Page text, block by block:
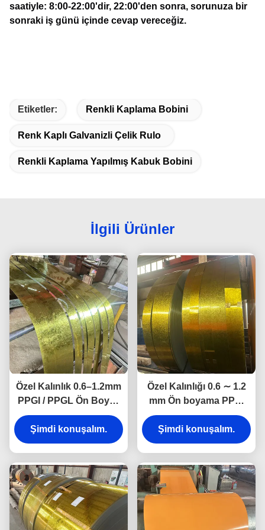
saatiyle: 8:00-22:00'dir, 22:00'den sonra, sorunuza bir
sonraki iş günü içinde cevap vereceğiz.
Etiketler: Renkli Kaplama Bobini
Renk Kaplı Galvanizli Çelik Rulo
Renkli Kaplama Yapılmış Kabuk Bobini
İlgili Ürünler
Özel Kalınlık 0.6–1.2mm
PPGI / PPGL Ön Boyalı
Renkli Galvanizli Çelik
Bobinler ve Levhalar
Şimdi konuşalım.
Özel Kalınlığı 0.6 ∼ 1.2
mm Ön boyama PPGI
PPGL Renk kaplı
galvanizli çelik levhalar
ve bobinler
Şimdi konuşalım.